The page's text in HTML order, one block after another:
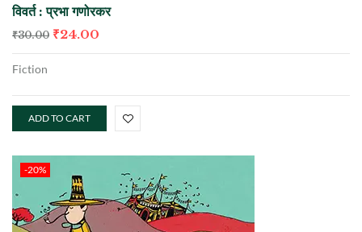
विवर्त : प्रभा गणोरकर
₹30.00 ₹24.00
Fiction
ADD TO CART
-20%